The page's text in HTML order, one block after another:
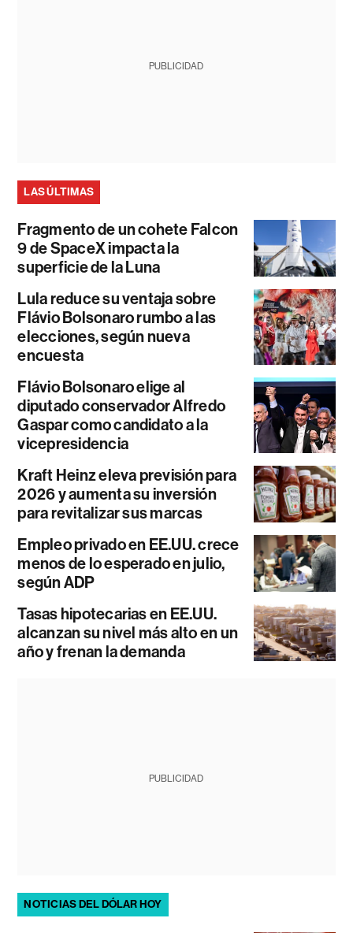
PUBLICIDAD
LAS ÚLTIMAS
Fragmento de un cohete Falcon
9 de SpaceX impacta la
superficie de la Luna
Lula reduce su ventaja sobre
Flávio Bolsonaro rumbo a las
elecciones, según nueva
encuesta
Flávio Bolsonaro elige al
diputado conservador Alfredo
Gaspar como candidato a la
vicepresidencia
Kraft Heinz eleva previsión para
2026 y aumenta su inversión
para revitalizar sus marcas
Empleo privado en EE.UU. crece
menos de lo esperado en julio,
según ADP
Tasas hipotecarias en EE.UU.
alcanzan su nivel más alto en un
año y frenan la demanda
PUBLICIDAD
NOTICIAS DEL DÓLAR HOY